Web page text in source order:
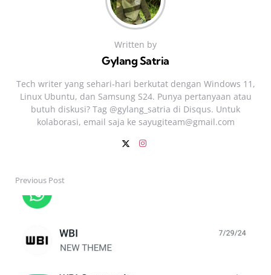
Written by
Gylang Satria
Tech writer yang sehari‑hari berkutat dengan Windows 11,
Linux Ubuntu, dan Samsung S24. Punya pertanyaan atau
butuh diskusi? Tag @gylang_satria di Disqus. Untuk
kolaborasi, email saja ke sayugiteam@gmail.com
Post
navigation
Previous Post